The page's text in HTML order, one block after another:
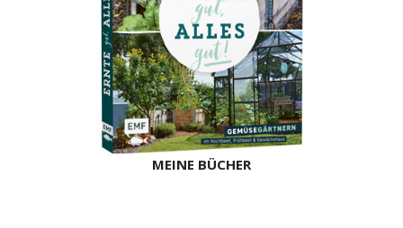
MEINE BÜCHER